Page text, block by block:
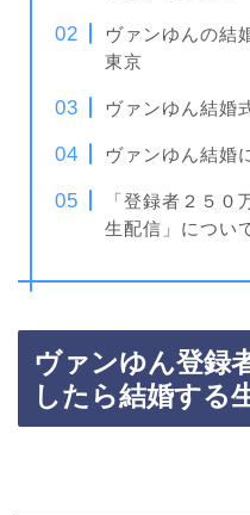
ヴァンゆんの結
東京
ヴァンゆん結婚
ヴァンゆん結婚
「登録者２５０
生配信」につい
ヴァンゆん登録
したら結婚する